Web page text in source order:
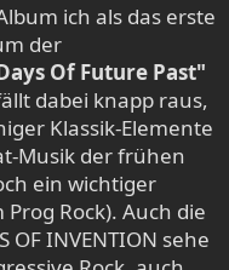
ich als das erste
der
Of Future Past"
dabei knapp raus,
Klassik-Elemente
Musik der frühen
ein wichtiger
Rock). Auch die
OF INVENTION sehe